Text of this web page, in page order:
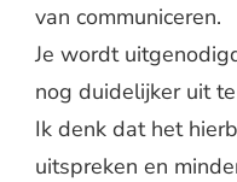
van communiceren.
Je wordt
nog duidelijker uit
Ik denk dat het
uitspreken en